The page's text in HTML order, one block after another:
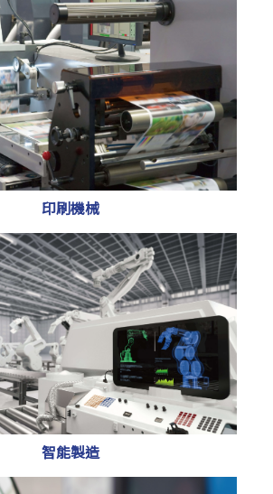
印刷機械
智能製造